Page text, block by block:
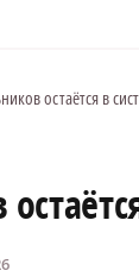
остаётся в